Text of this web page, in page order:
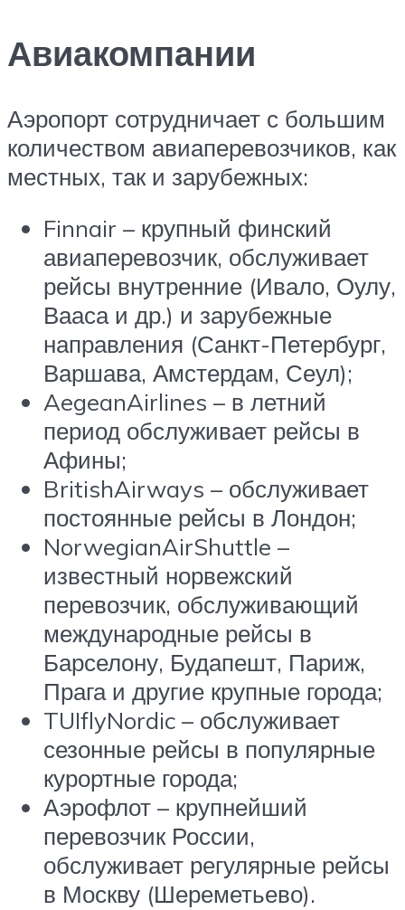
Авиакомпании
Аэропорт сотрудничает с большим
количеством авиаперевозчиков, как
местных, так и зарубежных:
Finnair – крупный финский
авиаперевозчик, обслуживает
рейсы внутренние (Ивало, Оулу,
Вааса и др.) и зарубежные
направления (Санкт-Петербург,
Варшава, Амстердам, Сеул);
AegeanAirlines – в летний
период обслуживает рейсы в
Афины;
BritishAirways – обслуживает
постоянные рейсы в Лондон;
NorwegianAirShuttle –
известный норвежский
перевозчик, обслуживающий
международные рейсы в
Барселону, Будапешт, Париж,
Прага и другие крупные города;
TUIflyNordic – обслуживает
сезонные рейсы в популярные
курортные города;
Аэрофлот – крупнейший
перевозчик России,
обслуживает регулярные рейсы
в Москву (Шереметьево).